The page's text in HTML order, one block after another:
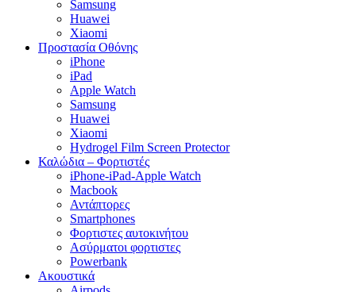
Samsung
Huawei
Xiaomi
Προστασία Οθόνης
iPhone
iPad
Apple Watch
Samsung
Huawei
Xiaomi
Hydrogel Film Screen Protector
Καλώδια – Φορτιστές
iPhone-iPad-Apple Watch
Macbook
Αντάπτορες
Smartphones
Φορτιστες αυτοκινήτου
Ασύρματοι φορτιστες
Powerbank
Ακουστικά